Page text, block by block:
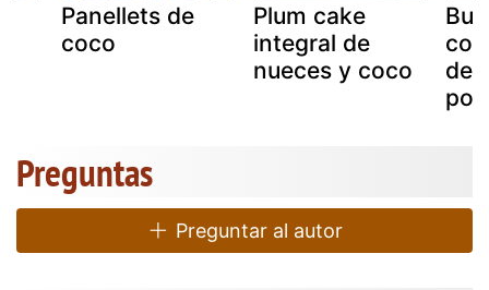
Panellets de
coco
Plum cake
integral de
nueces y coco
Preguntas
Preguntar al autor